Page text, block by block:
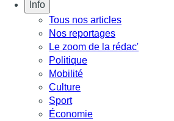
Info
Tous nos articles
Nos reportages
Le zoom de la rédac'
Politique
Mobilité
Culture
Sport
Économie